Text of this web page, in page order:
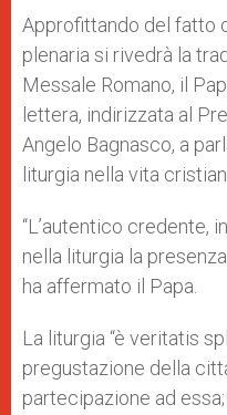
Approfittando del fatto
plenaria si rivedrà la
Messale Romano, il
lettera, indirizzata al
Angelo Bagnasco, a
liturgia nella vita
“L’autentico credente,
nella liturgia la
ha affermato il Papa.
La liturgia “è veritatis
pregustazione della
partecipazione ad